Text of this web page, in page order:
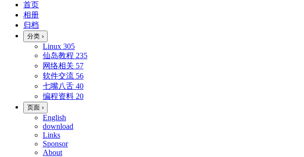
首页
相册
归档
分类 ›
Linux 305
仙岛教程 235
网络相关 57
软件交流 56
七嘴八舌 40
编程资料 20
页面 ›
English
download
Links
Sponsor
About